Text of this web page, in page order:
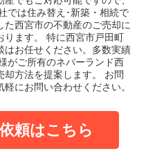
では住み替え･新築・相続で
西宮市の不動産のご売却に
ます。
特に西宮市戸田町
はお任せください。多数実績
がご所有のネバーランド西
方法を提案します。
お問
にお問い合わせください。
頼はこちら